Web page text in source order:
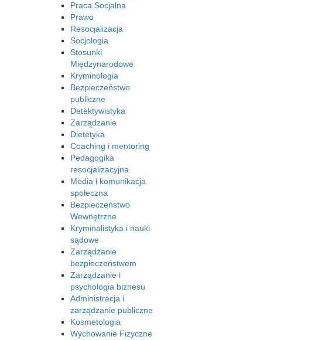
Praca Socjalna
Prawo
Resocjalizacja
Socjologia
Stosunki
Międzynarodowe
Kryminologia
Bezpieczeństwo
publiczne
Detektywistyka
Zarządzanie
Dietetyka
Coaching i mentoring
Pedagogika
resocjalizacyjna
Media i komunikacja
społeczna
Bezpieczeństwo
Wewnętrzne
Kryminalistyka i nauki
sądowe
Zarządzanie
bezpieczeństwem
Zarządzanie i
psychologia biznesu
Administracja i
zarządzanie publiczne
Kosmetologia
Wychowanie Fizyczne